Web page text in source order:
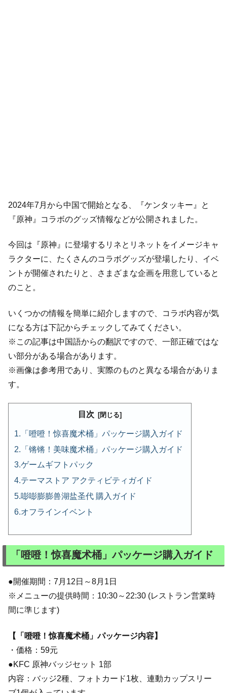
2024年7月から中国で開始となる、『ケンタッキー』と
『原神』コラボのグッズ情報などが公開されました。
今回は『原神』に登場するリネとリネットをイメージキャ
ラクターに、たくさんのコラボグッズが登場したり、イベ
ントが開催されたりと、さまざまな企画を用意していると
のこと。
いくつかの情報を簡単に紹介しますので、コラボ内容が気
になる方は下記からチェックしてみてください。
※この記事は中国語からの翻訳ですので、一部正確ではな
い部分がある場合があります。
※画像は参考用であり、実際のものと異なる場合がありま
す。
目次
「噔噔！惊喜魔术桶」パッケージ購入ガイド
「锵锵！美味魔术桶」パッケージ購入ガイド
ゲームギフトパック
テーマストア アクティビティガイド
嘭嘭膨膨兽湖盐圣代 購入ガイド
オフラインイベント
「噔噔！惊喜魔术桶」パッケージ購入ガイド
●開催期間：7月12日～8月1日
※メニューの提供時間：10:30～22:30 (レストラン営業時
間に準じます)
【「噔噔！惊喜魔术桶」パッケージ内容】
・価格：59元
●KFC 原神バッジセット 1部
内容：バッジ2種、フォトカード1枚、連動カップスリー